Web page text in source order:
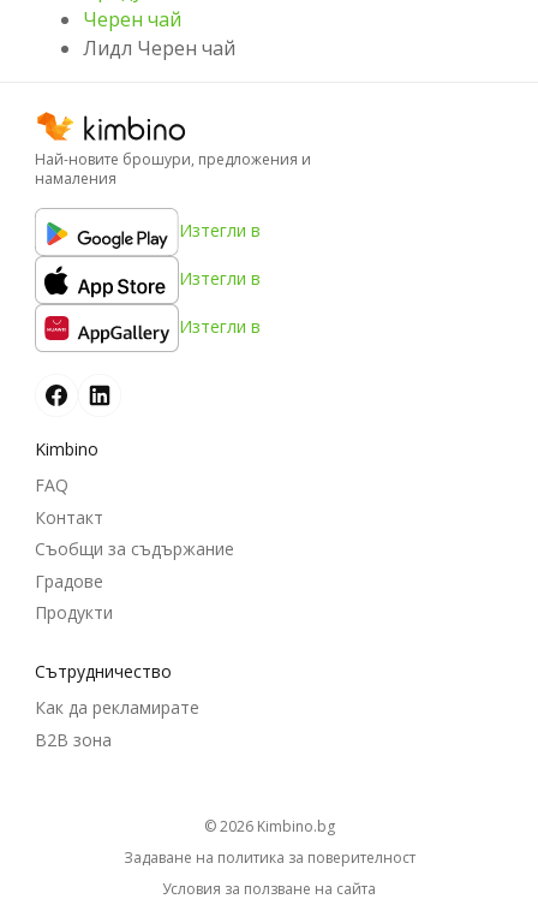
Черен чай
Лидл Черен чай
Най-новите брошури, предложения и
намаления
Изтегли в
Изтегли в
Изтегли в
Kimbino
FAQ
Контакт
Съобщи за съдържание
Градове
Продукти
Cътрудничество
Как да рекламирате
B2B зона
© 2026 kimbino.bg
Задаване на политика за поверителност
Условия за ползване на сайта